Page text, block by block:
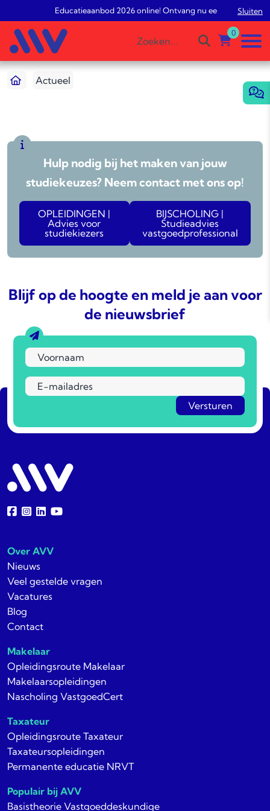
Educatieaanbod 2026 online! Ontvang nu een gratisSluiten
0
Actueel
Hulp nodig bij het maken van jouw
studiekeuzes? Neem contact met ons op!
OPLEIDINGEN |
Advies voor
studiekiezers
BIJSCHOLING |
Studieadvies
vastgoedprofessional
Blijf op de hoogte en meld je aan voor
de nieuwsbrief
Over AVV
Nieuws
Veel gestelde vragen
Vacatures
Blog
Contact
Makelaar
Opleidingsroute Makelaar
Makelaarsopleidingen
Nascholing VastgoedCert
Taxateur
Opleidingsroute Taxateur
Taxateursopleidingen
Permanente educatie NRVT
Populair bij AVV
Basistheorie Vastgoeddeskundige